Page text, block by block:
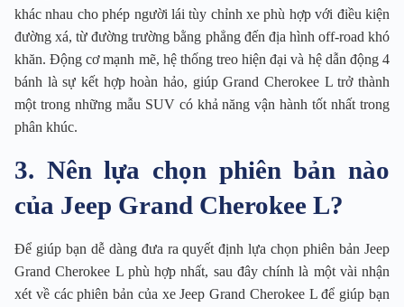
khác nhau cho phép người lái tùy chỉnh xe phù hợp với điều kiện
đường xá, từ đường trường bằng phẳng đến địa hình off-road khó
khăn. Động cơ mạnh mẽ, hệ thống treo hiện đại và hệ dẫn động 4
bánh là sự kết hợp hoàn hảo, giúp Grand Cherokee L trở thành
một trong những mẫu SUV có khả năng vận hành tốt nhất trong
phân khúc.
3. Nên lựa chọn phiên bản nào
của Jeep Grand Cherokee L?
Để giúp bạn dễ dàng đưa ra quyết định lựa chọn phiên bản Jeep
Grand Cherokee L phù hợp nhất, sau đây chính là một vài nhận
xét về các phiên bản của xe Jeep Grand Cherokee L để giúp bạn